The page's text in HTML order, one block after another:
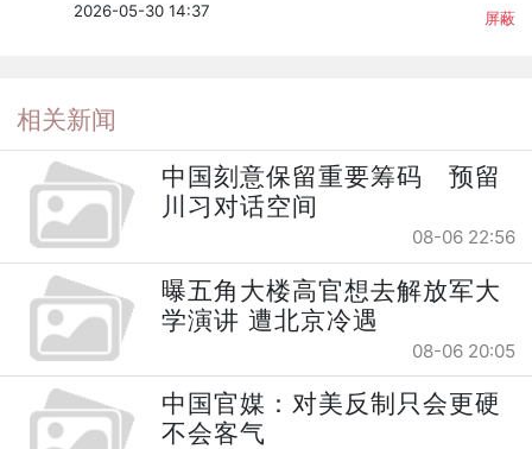
2026-05-30 14:37 屏蔽
相关新闻
中国刻意保留重要筹码 预留
川习对话空间
08-06 22:56
曝五角大楼高官想去解放军大
学演讲 遭北京冷遇
08-06 20:05
中国官媒：对美反制只会更硬
不会客气